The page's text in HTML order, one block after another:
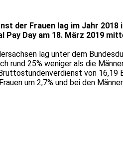
der Frauen lag im Jahr
Day am 18. März 2019
lag unter dem
rund 25% weniger als die
von
um 2,7% und bei den